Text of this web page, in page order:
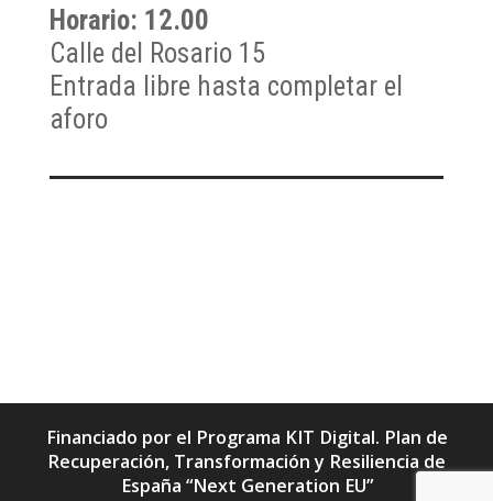
Horario: 12.00
Calle del Rosario 15
Entrada libre hasta completar el
aforo
Financiado por el Programa KIT Digital. Plan de
Recuperación, Transformación y Resiliencia de
España “Next Generation EU”